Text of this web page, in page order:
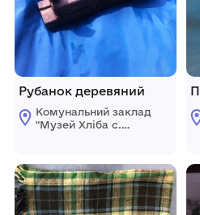
Рубанок деревяний
Комунальний заклад
"Музей Хліба с.